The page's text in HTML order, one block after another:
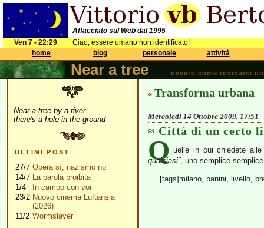
Affacciato sul Web dal 1995
Ven 7 - 22:29
Ciao, essere umano non identificato!
home
blog personale attività
Near a tree ovvero come rovinarsi
Near a tree by a river
there's a hole in the ground
ULTIMI POST
27/7 Opera sì, nazismo no
14/7 La parola proibita
1/4
In campo con voi
23/2 Nuovo cinema Luftansia
(2026)
11/2 Wormslayer
« Transforma urbana
Mercoledì 14 Ottobre 2009, 17:51
Città di un certo
Q uelle in cui chiedete
qualsiasi”, uno semplice
[tags]milano, panini, livello,